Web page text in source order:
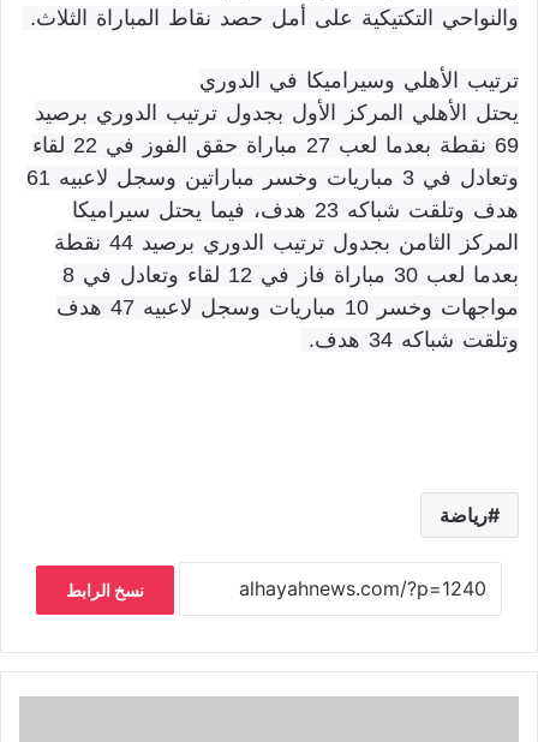
والنواحي التكتيكية على أمل حصد نقاط المباراة الثلاث.
ترتيب الأهلي وسيراميكا في الدوري
يحتل الأهلي المركز الأول بجدول ترتيب الدوري برصيد
69 نقطة بعدما لعب 27 مباراة حقق الفوز في 22 لقاء
وتعادل في 3 مباريات وخسر مباراتين وسجل لاعبيه 61
هدف وتلقت شباكه 23 هدف، فيما يحتل سيراميكا
المركز الثامن بجدول ترتيب الدوري برصيد 44 نقطة
بعدما لعب 30 مباراة فاز في 12 لقاء وتعادل في 8
مواجهات وخسر 10 مباريات وسجل لاعبيه 47 هدف
وتلقت شباكه 34 هدف.
رياضة
نسخ الرابط